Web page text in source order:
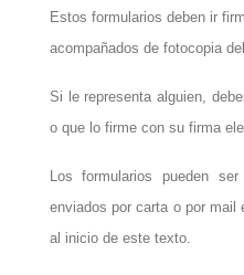
Estos formularios deben ir
acompañados de fotocopia
Si le representa alguien,
o que lo firme con su firma
Los formularios pueden ser
enviados por carta o por mail
al inicio de este texto.